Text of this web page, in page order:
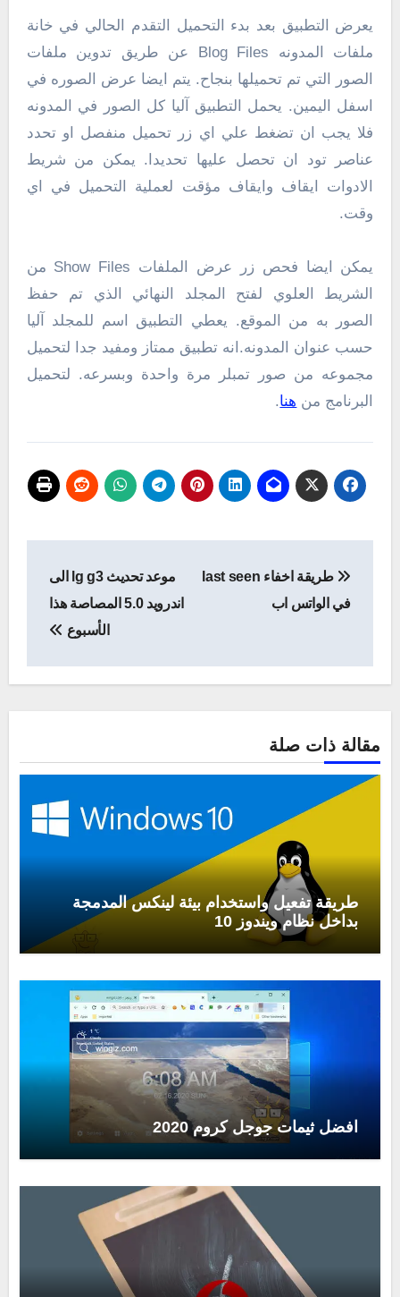
يعرض التطبيق بعد بدء التحميل التقدم الحالي في خانة
ملفات المدونه Blog Files عن طريق تدوين ملفات
الصور التي تم تحميلها بنجاح. يتم ايضا عرض الصوره في
اسفل اليمين. يحمل التطبيق آليا كل الصور في المدونه
فلا يجب ان تضغط علي اي زر تحميل منفصل او تحدد
عناصر تود ان تحصل عليها تحديدا. يمكن من شريط
الادوات ايقاف وايقاف مؤقت لعملية التحميل في اي
وقت.
يمكن ايضا فحص زر عرض الملفات Show Files من
الشريط العلوي لفتح المجلد النهائي الذي تم حفظ
الصور به من الموقع. يعطي التطبيق اسم للمجلد آليا
حسب عنوان المدونه.انه تطبيق ممتاز ومفيد جدا لتحميل
مجموعه من صور تمبلر مرة واحدة وبسرعه. لتحميل
البرنامج من هنا.
المقالات
طريقة اخفاء last seen
في الواتس اب
موعد تحديث lg g3 الى
اندرويد 5.0 المصاصة هذا
الأسبوع
مقالة ذات صلة
طريقة تفعيل واستخدام بيئة لينكس المدمجة
بداخل نظام ويندوز 10
افضل ثيمات جوجل كروم 2020